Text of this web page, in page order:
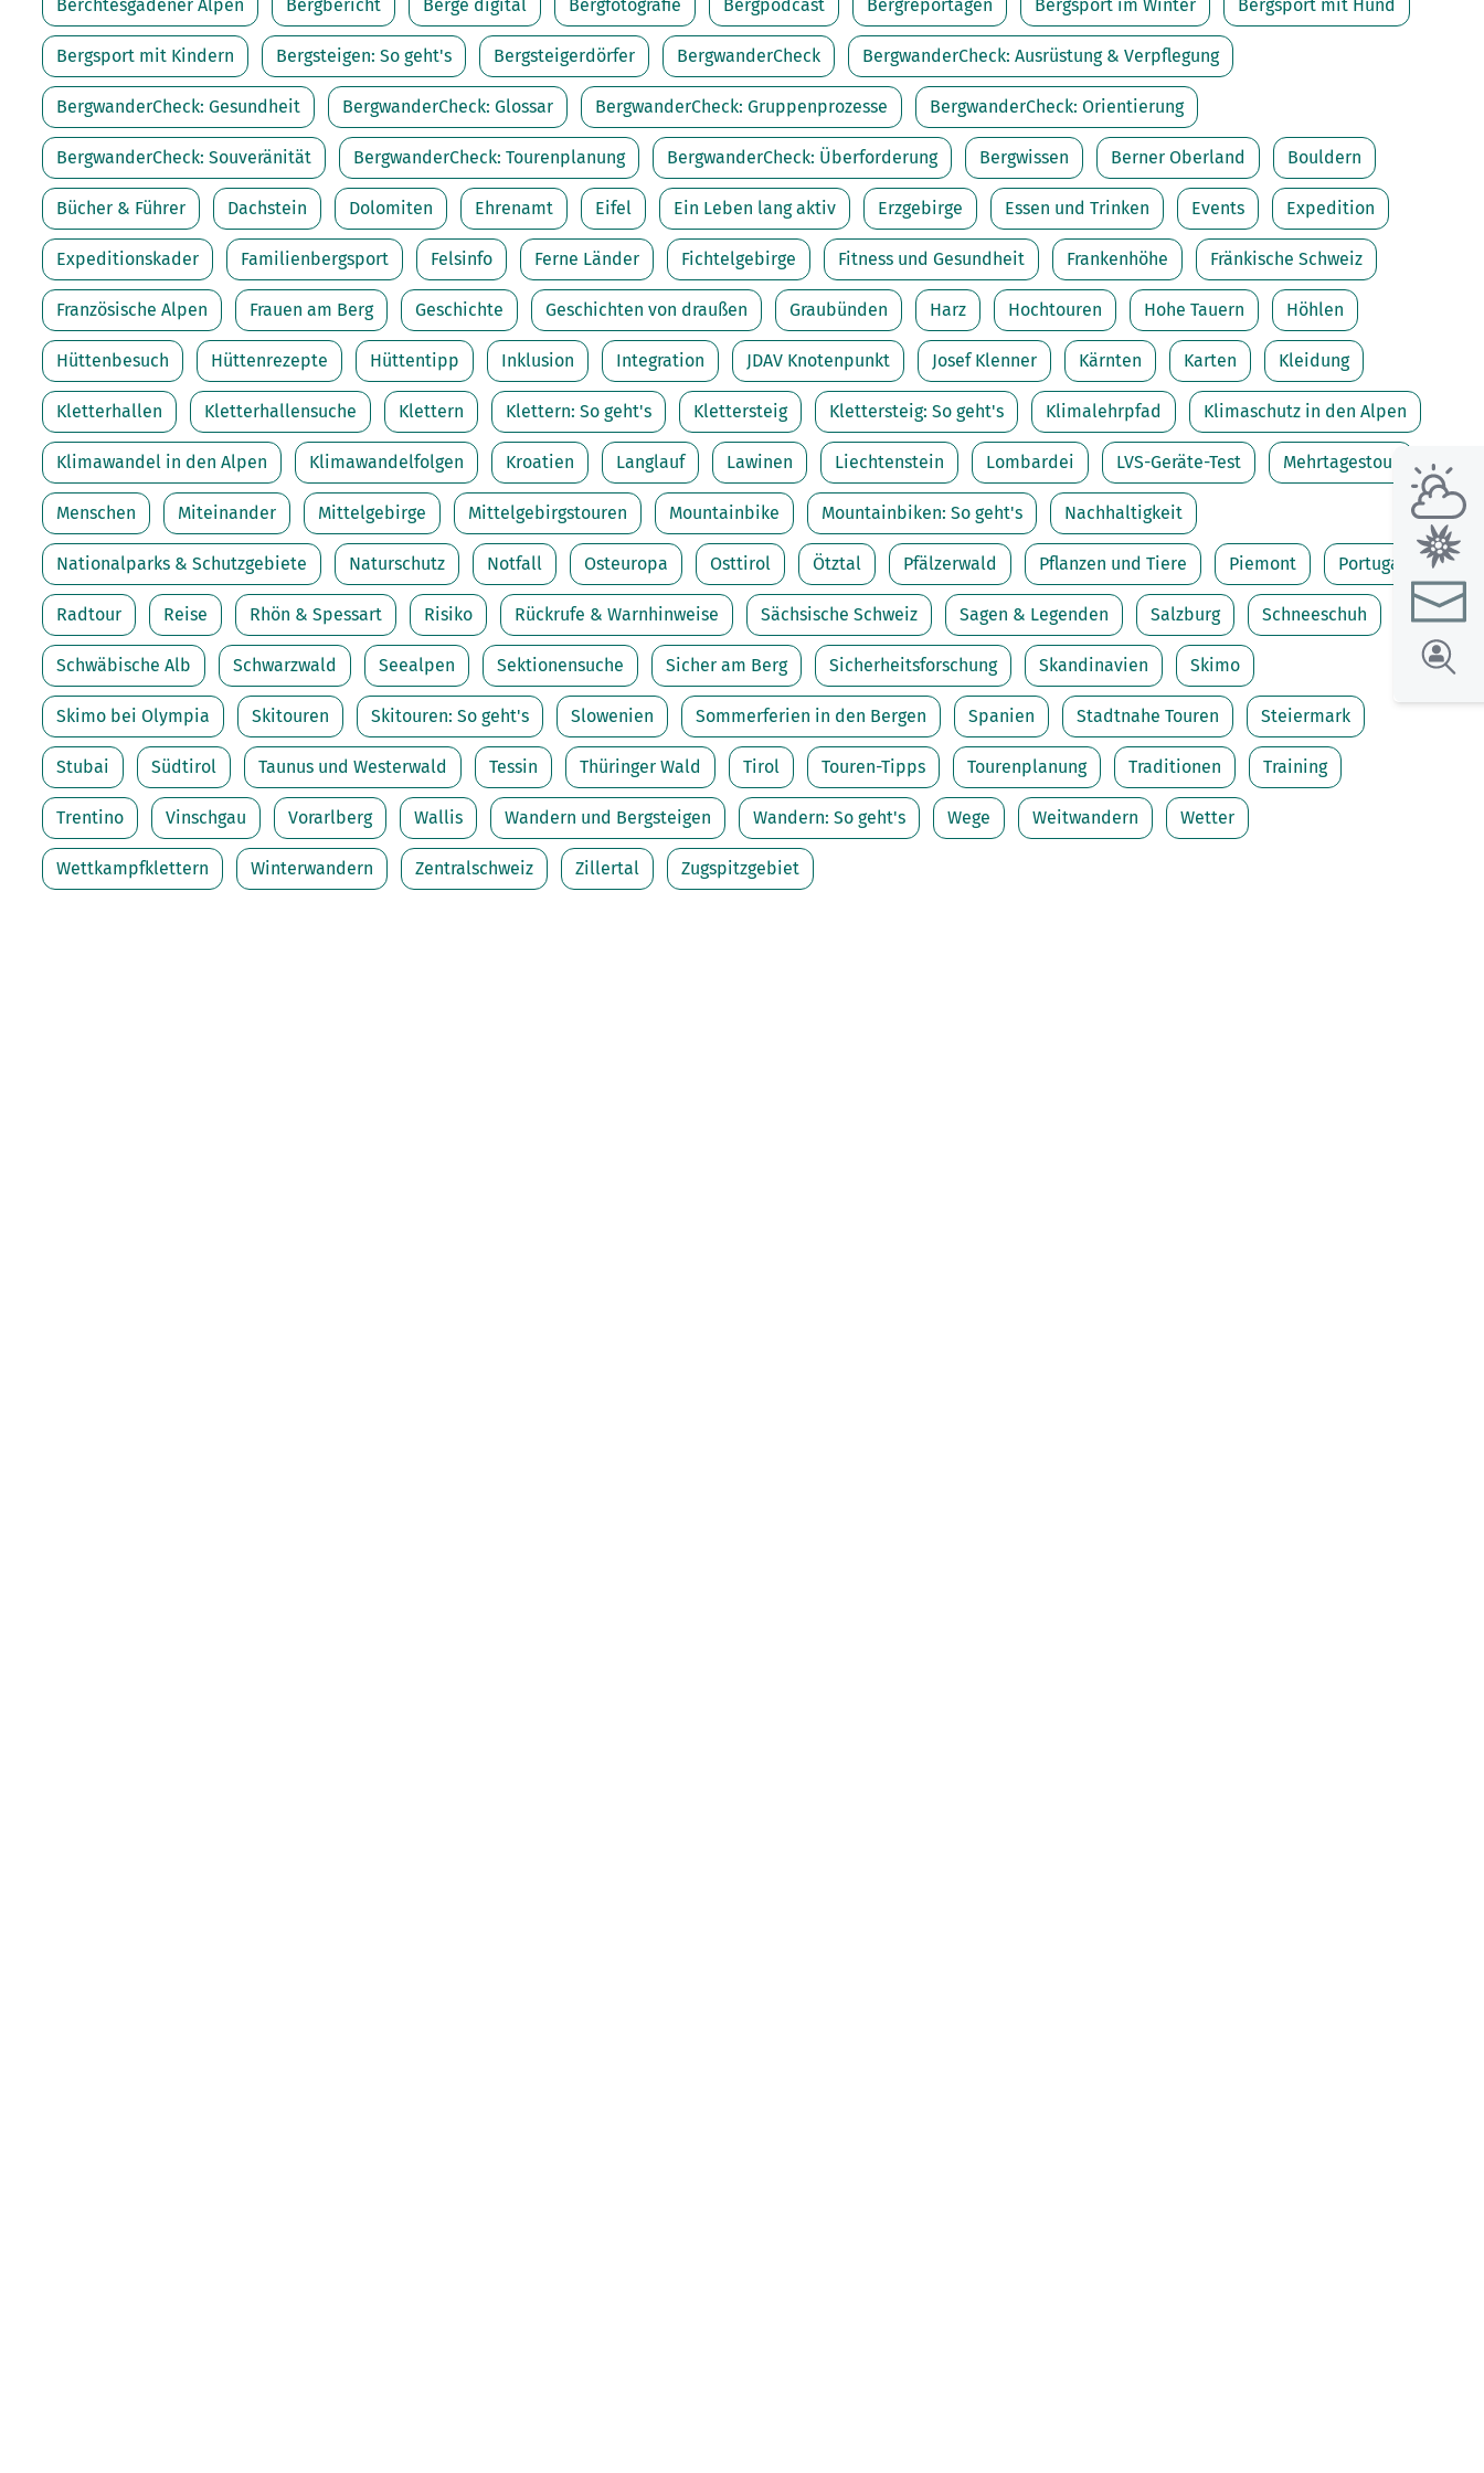
Wandern und Bergsteigen
Wettkampfklettern
Berchtesgadener Alpen Bergbericht Berge digital Bergfotografie Bergpodcast Bergreportagen Bergsport im Winter Bergsport mit Hund
Bergsport mit Kindern Bergsteigen: So geht's Bergsteigerdörfer BergwanderCheck BergwanderCheck: Ausrüstung & Verpflegung
BergwanderCheck: Gesundheit BergwanderCheck: Glossar BergwanderCheck: Gruppenprozesse BergwanderCheck: Orientierung
BergwanderCheck: Souveränität BergwanderCheck: Tourenplanung BergwanderCheck: Überforderung Bergwissen Berner Oberland Bouldern
Bücher & Führer Dachstein Dolomiten Ehrenamt Eifel Ein Leben lang aktiv Erzgebirge Essen und Trinken Events Expedition
Expeditionskader Familienbergsport Felsinfo Ferne Länder Fichtelgebirge Fitness und Gesundheit Frankenhöhe Fränkische Schweiz
Französische Alpen Frauen am Berg Geschichte Geschichten von draußen Graubünden Harz Hochtouren Hohe Tauern Höhlen
Hüttenbesuch Hüttenrezepte Hüttentipp Inklusion Integration JDAV Knotenpunkt Josef Klenner Kärnten Karten Kleidung
Kletterhallen Kletterhallensuche Klettern Klettern: So geht's Klettersteig Klettersteig: So geht's Klimalehrpfad Klimaschutz in den Alpen
Klimawandel in den Alpen Klimawandelfolgen Kroatien Langlauf Lawinen Liechtenstein Lombardei LVS-Geräte-Test Mehrtagestour
Menschen Miteinander Mittelgebirge Mittelgebirgstouren Mountainbike Mountainbiken: So geht's Nachhaltigkeit
Nationalparks & Schutzgebiete Naturschutz Notfall Osteuropa Osttirol Ötztal Pfälzerwald Pflanzen und Tiere Piemont Portugal
Radtour Reise Rhön & Spessart Risiko Rückrufe & Warnhinweise Sächsische Schweiz Sagen & Legenden Salzburg Schneeschuh
Schwäbische Alb Schwarzwald Seealpen Sektionensuche Sicher am Berg Sicherheitsforschung Skandinavien Skimo
Skimo bei Olympia Skitouren Skitouren: So geht's Slowenien Sommerferien in den Bergen Spanien Stadtnahe Touren Steiermark
Stubai Südtirol Taunus und Westerwald Tessin Thüringer Wald Tirol Touren-Tipps Tourenplanung Traditionen Training
Trentino Vinschgau Vorarlberg Wallis Wandern und Bergsteigen Wandern: So geht's Wege Weitwandern Wetter
Wettkampfklettern Winterwandern Zentralschweiz Zillertal Zugspitzgebiet